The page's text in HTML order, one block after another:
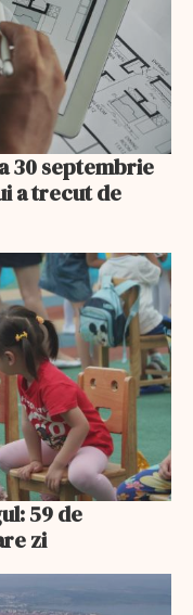
30 septembrie
a trecut de
59 de
zi